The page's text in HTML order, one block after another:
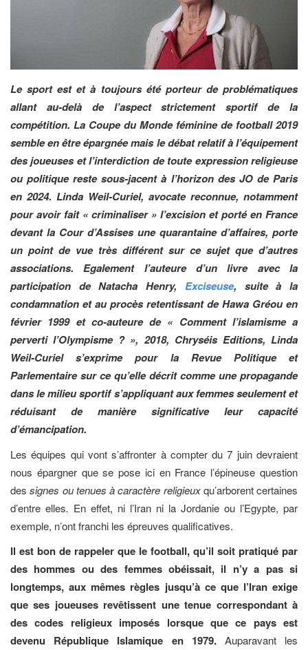
Le sport est et à toujours été porteur de problématiques
allant au-delà de l’aspect strictement sportif de la
compétition. La Coupe du Monde féminine de football 2019
semble en être épargnée mais le débat relatif à l’équipement
des joueuses et l’interdiction de toute expression religieuse
ou politique reste sous-jacent à l’horizon des JO de Paris
en 2024. Linda Weil-Curiel, avocate reconnue, notamment
pour avoir fait « criminaliser » l’excision et porté en France
devant la Cour d’Assises une quarantaine d’affaires, porte
un point de vue très différent sur ce sujet que d’autres
associations. Egalement l’auteure d’un livre avec la
participation de Natacha Henry, Exciseuse, suite à la
condamnation et au procès retentissant de Hawa Gréou en
février 1999 et co-auteure de « Comment l’islamisme a
perverti l’Olympisme ? », 2018, Chryséis Editions, Linda
Weil-Curiel s’exprime pour la Revue Politique et
Parlementaire sur ce qu’elle décrit comme une propagande
dans le milieu sportif s’appliquant aux femmes seulement et
réduisant de manière significative leur capacité
d’émancipation.
Les équipes qui vont s’affronter à compter du 7 juin devraient
nous épargner que se pose ici en France l’épineuse question
des signes ou tenues à caractère religieuxqu’arborent certaines
d’entre elles. En effet, ni l’Iran ni la Jordanie ou l’Egypte, par
exemple, n’ont franchi les épreuves qualificatives.
Il est bon de rappeler que le football, qu’il soit pratiqué par
des hommes ou des femmes obéissait, il n’y a pas si
longtemps, aux mêmes règles jusqu’à ce que l’Iran exige
que ses joueuses revêtissent une tenue correspondant à
des codes religieux imposés lorsque que ce pays est
devenu République Islamique en 1979.Auparavant les